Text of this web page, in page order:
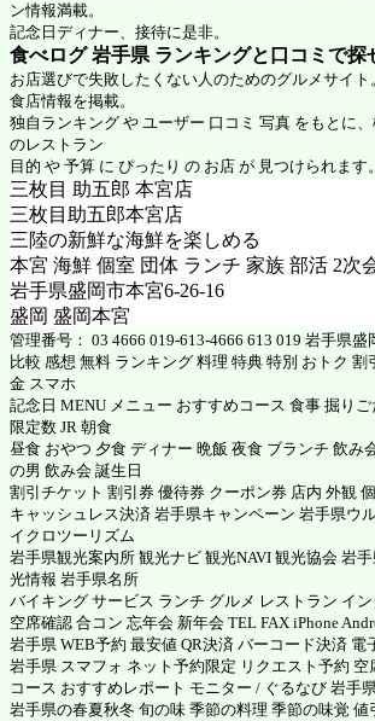
ン情報満載。
記念日ディナー、接待に是非。
食べログ 岩手県 ランキングと口コミで探
お店選びで失敗したくない人のためのグルメサイト
食店情報を掲載。
独自ランキング や ユーザー 口コミ 写真 をもとに
のレストラン
目的 や 予算 に ぴったり の お店 が 見つけられます。
三枚目 助五郎 本宮店
三枚目助五郎本宮店
三陸の新鮮な海鮮を楽しめる
本宮 海鮮 個室 団体 ランチ 家族 部活 2次
岩手県盛岡市本宮6-26-16
盛岡 盛岡本宮
管理番号： 03 4666 019-613-4666 613 019 岩手県盛
比較 感想 無料 ランキング 料理 特典 特別 おトク 割
金 スマホ
記念日 MENU メニュー おすすめコース 食事 掘り
限定数 JR 朝食
昼食 おやつ 夕食 ディナー 晩飯 夜食 ブランチ 飲み
の男 飲み会 誕生日
割引チケット 割引券 優待券 クーポン券 店内 外観
キャッシュレス決済 岩手県キャンペーン 岩手県ウ
イクロツーリズム
岩手県観光案内所 観光ナビ 観光NAVI 観光協会 岩
光情報 岩手県名所
バイキング サービス ランチ グルメ レストラン イ
空席確認 合コン 忘年会 新年会 TEL FAX iPhone
岩手県 WEB予約 最安値 QR決済 バーコード決済 電
岩手県 スマフォ ネット予約限定 リクエスト予約 空
コース おすすめレポート モニター / ぐるなび 岩手
岩手県の春夏秋冬 旬の味 季節の料理 季節の味覚 値